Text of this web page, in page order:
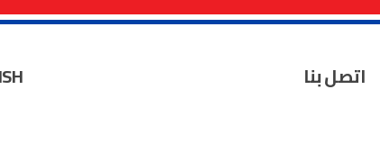
اتصل بنا